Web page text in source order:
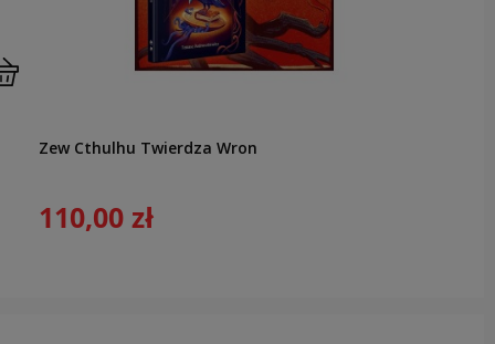
Zew Cthulhu Twierdza Wron
110,00 zł